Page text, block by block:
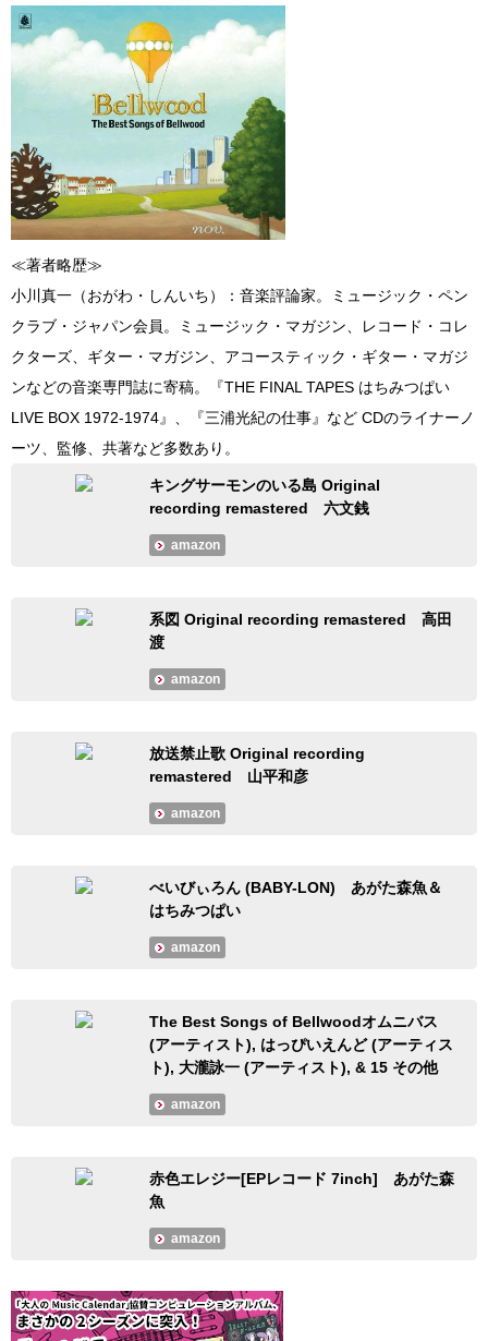
≪著者略歴≫
小川真一（おがわ・しんいち）：音楽評論家。ミュージック・ペン
クラブ・ジャパン会員。ミュージック・マガジン、レコード・コレ
クターズ、ギター・マガジン、アコースティック・ギター・マガジ
ンなどの音楽専門誌に寄稿。『THE FINAL TAPES はちみつぱい
LIVE BOX 1972-1974』、『三浦光紀の仕事』など CDのライナーノ
ーツ、監修、共著など多数あり。
キングサーモンのいる島 Original
recording remastered 六文銭
amazon
系図 Original recording remastered 高田
渡
amazon
放送禁止歌 Original recording
remastered 山平和彦
amazon
べいびぃろん (BABY-LON) あがた森魚＆
はちみつぱい
amazon
The Best Songs of Bellwoodオムニバス
(アーティスト), はっぴいえんど (アーティス
ト), 大瀧詠一 (アーティスト), & 15 その他
amazon
赤色エレジー[EPレコード 7inch] あがた森
魚
amazon